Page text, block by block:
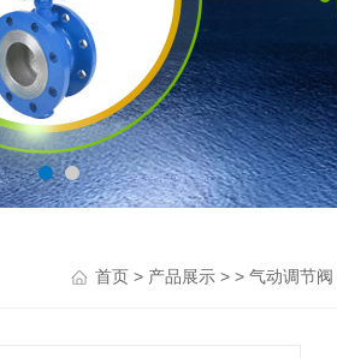
首页 > 产品展示 > > 气动调节阀